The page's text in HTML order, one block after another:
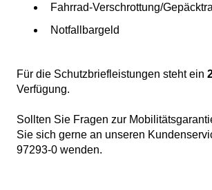
Fahrrad-Verschrottung/
Notfallbargeld
Für die Schutzbriefleistungen steht ein
Verfügung.
Sollten Sie Fragen zur
Sie sich gerne an unseren
97293-0 wenden.